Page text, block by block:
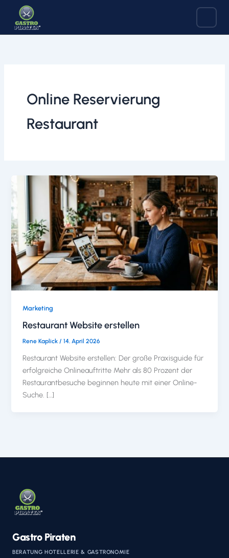
springen
Online Reservierung
Restaurant
Marketing
Restaurant Website erstellen
Rene Kaplick/14. April 2026
Restaurant Website erstellen: Der große Praxisguide für
erfolgreiche Onlineauftritte Mehr als 80 Prozent der
Restaurantbesuche beginnen heute mit einer Online-
Suche. […]
Gastro Piraten
BERATUNG HOTELLERIE & GASTRONOMIE